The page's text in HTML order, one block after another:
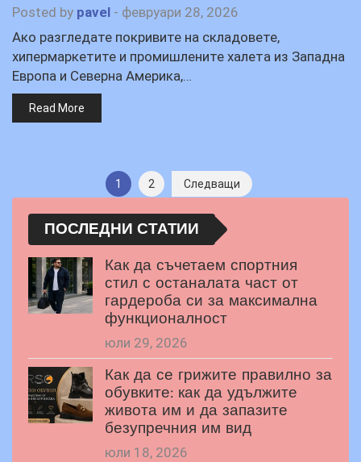
Posted by pavel - февруари 28, 2026
Ако разгледате покривите на складовете,
хипермаркетите и промишлените халета из Западна
Европа и Северна Америка,…
Read More
Разделяне
на
публикациите
на
страници
1 2 Следващи
ПОСЛЕДНИ СТАТИИ
Как да съчетаем спортния
стил с останалата част от
гардероба си за максимална
функционалност
юли 29, 2026
Как да се грижите правилно за
обувките: как да удължите
живота им и да запазите
безупречния им вид
юли 18, 2026